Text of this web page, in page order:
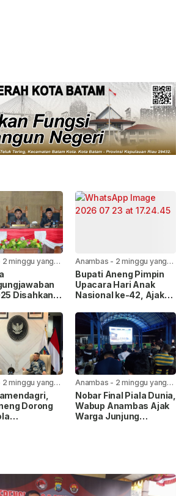
2 minggu yang
Disahkan
Anambas - 2 minggu yang
lalu
Bupati Aneng Pimpin
Upacara Hari Anak
Nasional ke-42, Ajak
Ramah Anak
2 minggu yang
Dorong
Anambas - 2 minggu yang
lalu
Nobar Final Piala Dunia,
Wabup Anambas Ajak
Warga Junjung